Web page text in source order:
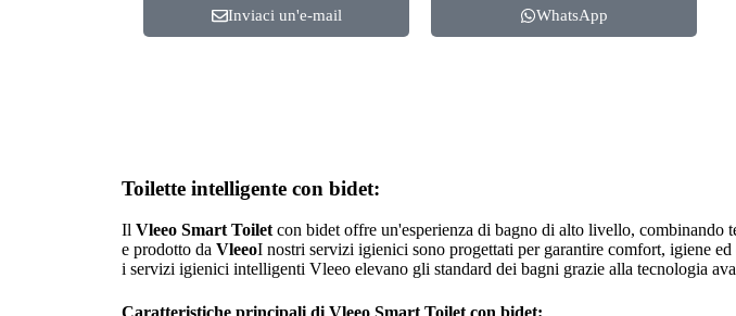
Inviaci un'e-mail WhatsApp
Toilette intelligente con bidet:
Il Vleeo Smart Toilet con bidet offre un'esperienza di bagno di alto livello, combinando
e prodotto da VleeoI nostri servizi igienici sono progettati per garantire comfort, igiene
i servizi igienici intelligenti Vleeo elevano gli standard dei bagni grazie alla tecnologia
Caratteristiche principali di Vleeo Smart Toilet con bidet: